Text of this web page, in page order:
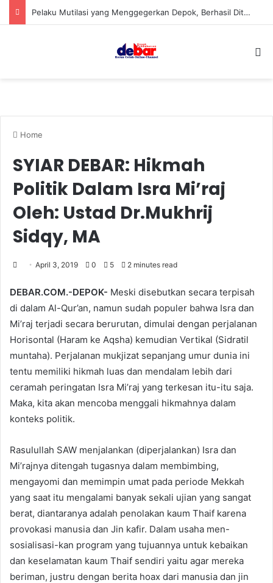
Pelaku Mutilasi yang Menggegerkan Depok, Berhasil Ditangkap
Home
SYIAR DEBAR: Hikmah
Politik Dalam Isra Mi’raj
Oleh: Ustad Dr.Mukhrij
Sidqy, MA
April 3, 2019 0 5 2 minutes read
DEBAR.COM.-DEPOK- Meski disebutkan secara terpisah
di dalam Al-Qur’an, namun sudah populer bahwa Isra dan
Mi’raj terjadi secara berurutan, dimulai dengan perjalanan
Horisontal (Haram ke Aqsha) kemudian Vertikal (Sidratil
muntaha). Perjalanan mukjizat sepanjang umur dunia ini
tentu memiliki hikmah luas dan mendalam lebih dari
ceramah peringatan Isra Mi’raj yang terkesan itu-itu saja.
Maka, kita akan mencoba menggali hikmahnya dalam
konteks politik.
Rasulullah SAW menjalankan (diperjalankan) Isra dan
Mi’rajnya ditengah tugasnya dalam membimbing,
mengayomi dan memimpin umat pada periode Mekkah
yang saat itu mengalami banyak sekali ujian yang sangat
berat, diantaranya adalah penolakan kaum Thaif karena
provokasi manusia dan Jin kafir. Dalam usaha men-
sosialisasi-kan program yang tujuannya untuk kebaikan
dan keselamatan kaum Thaif sendiri yaitu agar mereka
beriman, justru dengan berita hoax dari manusia dan jin